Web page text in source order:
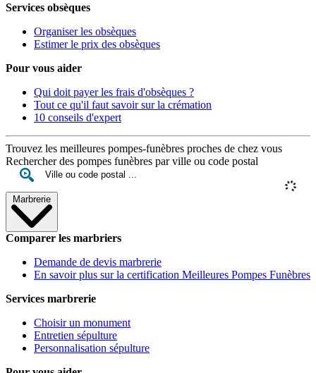
Services obsèques
Organiser les obsèques
Estimer le prix des obsèques
Pour vous aider
Qui doit payer les frais d'obsèques ?
Tout ce qu'il faut savoir sur la crémation
10 conseils d'expert
Trouvez les meilleures pompes-funèbres proches de chez vous
Rechercher des pompes funèbres par ville ou code postal
Marbrerie
Comparer les marbriers
Demande de devis marbrerie
En savoir plus sur la certification Meilleures Pompes Funèbres
Services marbrerie
Choisir un monument
Entretien sépulture
Personnalisation sépulture